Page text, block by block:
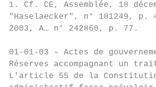
1. Cf. CE, Assemblée, 18
"Haselaecker", n° 181249,
2003, A… n° 242860, p. 77.
01-01-03 – Actes de
Réserves accompagnant un
L'article 55 de la